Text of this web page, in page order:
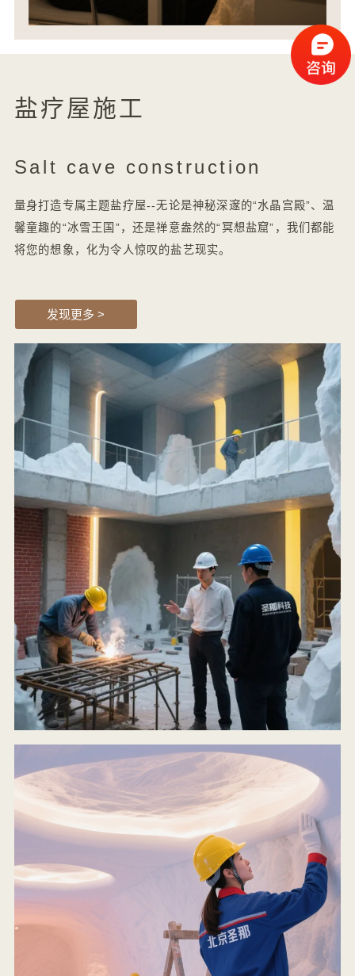
盐疗屋施工
Salt cave construction
量身打造专属主题盐疗屋--无论是神秘深邃的“水晶宫殿”、温
馨童趣的“冰雪王国”，还是禅意盎然的“冥想盐窟”，我们都能
将您的想象，化为令人惊叹的盐艺现实。
发现更多 >